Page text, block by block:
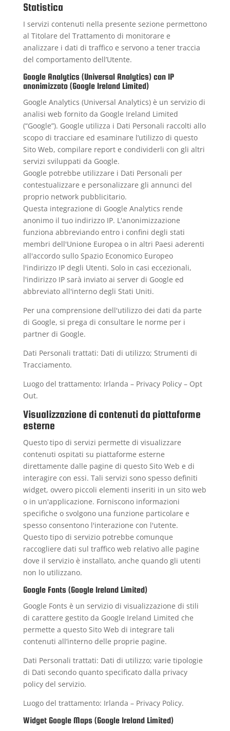
Statistica
I servizi contenuti nella presente sezione permettono
al Titolare del Trattamento di monitorare e
analizzare i dati di traffico e servono a tener traccia
del comportamento dell’Utente.
Google Analytics (Universal Analytics) con IP
anonimizzato (Google Ireland Limited)
Google Analytics (Universal Analytics) è un servizio di
analisi web fornito da Google Ireland Limited
(“Google”). Google utilizza i Dati Personali raccolti allo
scopo di tracciare ed esaminare l’utilizzo di questo
Sito Web, compilare report e condividerli con gli altri
servizi sviluppati da Google.
Google potrebbe utilizzare i Dati Personali per
contestualizzare e personalizzare gli annunci del
proprio network pubblicitario.
Questa integrazione di Google Analytics rende
anonimo il tuo indirizzo IP. L'anonimizzazione
funziona abbreviando entro i confini degli stati
membri dell'Unione Europea o in altri Paesi aderenti
all'accordo sullo Spazio Economico Europeo
l'indirizzo IP degli Utenti. Solo in casi eccezionali,
l'indirizzo IP sarà inviato ai server di Google ed
abbreviato all'interno degli Stati Uniti.
Per una comprensione dell'utilizzo dei dati da parte
di Google, si prega di consultare le norme per i
partner di Google.
Dati Personali trattati: Dati di utilizzo; Strumenti di
Tracciamento.
Luogo del trattamento: Irlanda – Privacy Policy– Opt
Out.
Visualizzazione di contenuti da piattaforme
esterne
Questo tipo di servizi permette di visualizzare
contenuti ospitati su piattaforme esterne
direttamente dalle pagine di questo Sito Web e di
interagire con essi. Tali servizi sono spesso definiti
widget, ovvero piccoli elementi inseriti in un sito web
o in un'applicazione. Forniscono informazioni
specifiche o svolgono una funzione particolare e
spesso consentono l'interazione con l'utente.
Questo tipo di servizio potrebbe comunque
raccogliere dati sul traffico web relativo alle pagine
dove il servizio è installato, anche quando gli utenti
non lo utilizzano.
Google Fonts (Google Ireland Limited)
Google Fonts è un servizio di visualizzazione di stili
di carattere gestito da Google Ireland Limited che
permette a questo Sito Web di integrare tali
contenuti all’interno delle proprie pagine.
Dati Personali trattati: Dati di utilizzo; varie tipologie
di Dati secondo quanto specificato dalla privacy
policy del servizio.
Luogo del trattamento: Irlanda – Privacy Policy.
Widget Google Maps (Google Ireland Limited)